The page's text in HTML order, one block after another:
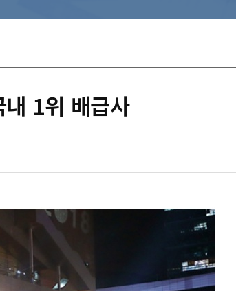
1위 배급사